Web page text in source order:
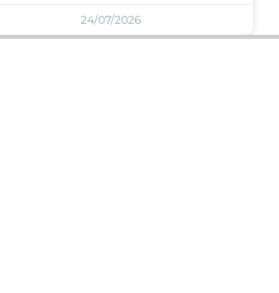
24/07/2026